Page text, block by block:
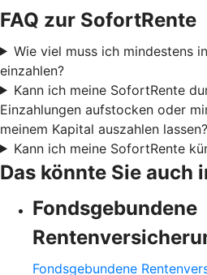
FAQ zur SofortRente
Wie viel muss ich mindestens
einzahlen?
Kann ich meine SofortRente
Einzahlungen aufstocken oder
meinem Kapital auszahlen lassen?
Kann ich meine SofortRente
Das könnte Sie auch
Fondsgebundene
Fondsgebundene